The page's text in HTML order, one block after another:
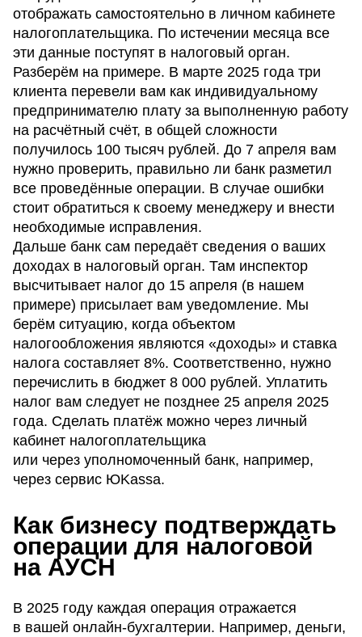
отображать самостоятельно в личном кабинете
налогоплательщика. По истечении месяца все
эти данные поступят в налоговый орган.
Разберём на примере. В марте 2025 года три
клиента перевели вам как индивидуальному
предпринимателю плату за выполненную работу
на расчётный счёт, в общей сложности
получилось 100 тысяч рублей. До 7 апреля вам
нужно проверить, правильно ли банк разметил
все проведённые операции. В случае ошибки
стоит обратиться к своему менеджеру и внести
необходимые исправления.
Дальше банк сам передаёт сведения о ваших
доходах в налоговый орган. Там инспектор
высчитывает налог до 15 апреля (в нашем
примере) присылает вам уведомление. Мы
берём ситуацию, когда объектом
налогообложения являются «доходы» и ставка
налога составляет 8%. Соответственно, нужно
перечислить в бюджет 8 000 рублей. Уплатить
налог вам следует не позднее 25 апреля 2025
года. Сделать платёж можно через личный
кабинет налогоплательщика
или через уполномоченный банк, например,
через сервис ЮKassa.
Как бизнесу подтверждать
операции для налоговой
на АУСН
В 2025 году каждая операция отражается
в вашей онлайн-бухгалтерии. Например, деньги,